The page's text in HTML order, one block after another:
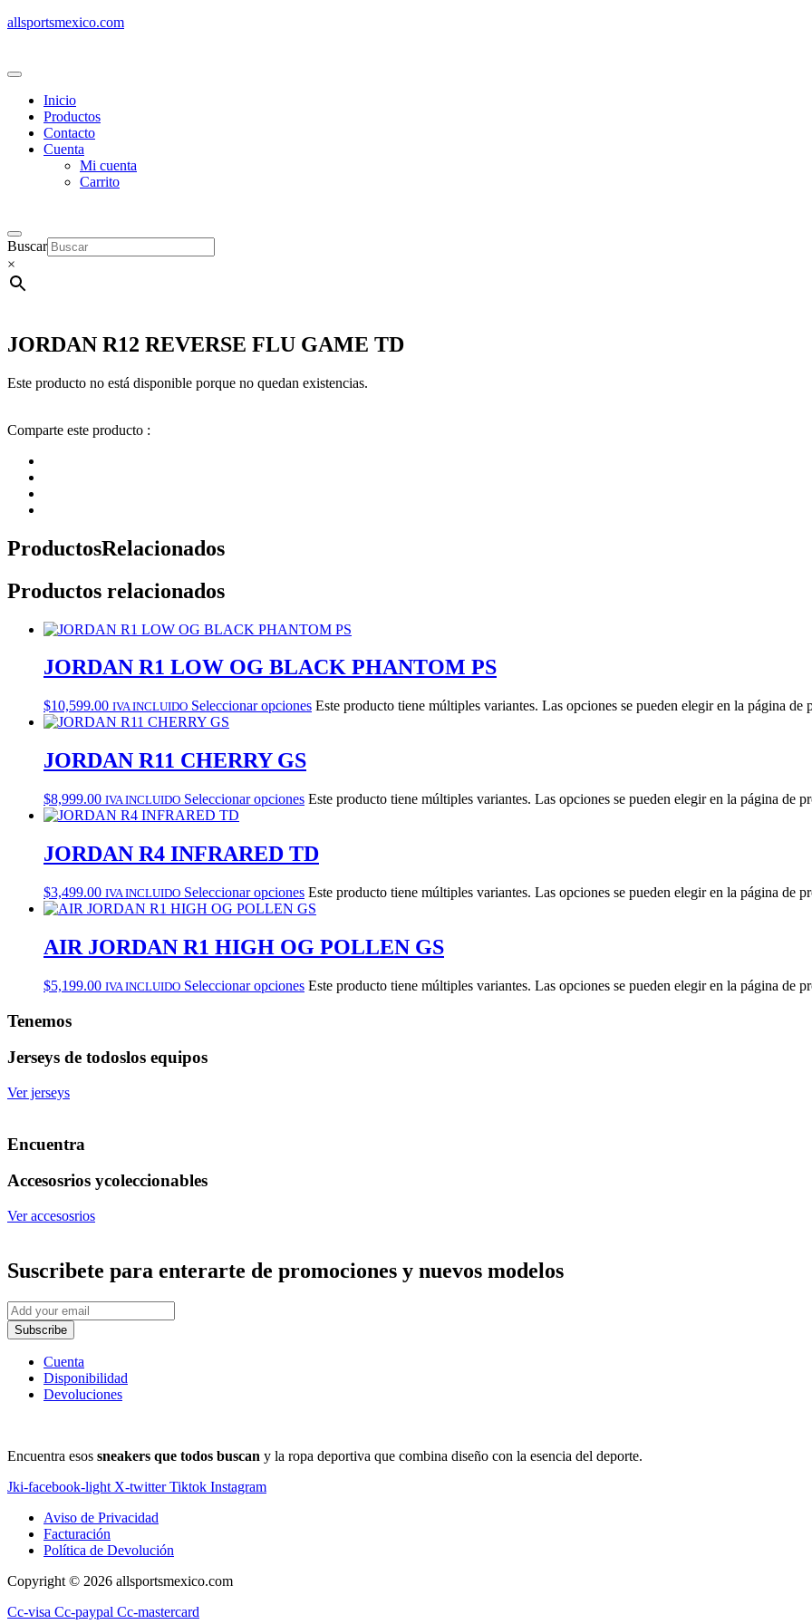
allsportsmexico.com
Inicio
Productos
Contacto
Cuenta
Mi cuenta
Carrito
Buscar
×
JORDAN R12 REVERSE FLU GAME TD
Este producto no está disponible porque no quedan existencias.
Comparte este producto :
ProductosRelacionados
Productos relacionados
JORDAN R1 LOW OG BLACK PHANTOM PS
$10,599.00 IVA INCLUIDO Seleccionar opciones Este producto tiene múltiples variantes. Las opciones se pueden elegir en la página de
JORDAN R11 CHERRY GS
$8,999.00 IVA INCLUIDO Seleccionar opciones Este producto tiene múltiples variantes. Las opciones se pueden elegir en la página de
JORDAN R4 INFRARED TD
$3,499.00 IVA INCLUIDO Seleccionar opciones Este producto tiene múltiples variantes. Las opciones se pueden elegir en la página de
AIR JORDAN R1 HIGH OG POLLEN GS
$5,199.00 IVA INCLUIDO Seleccionar opciones Este producto tiene múltiples variantes. Las opciones se pueden elegir en la página de
Tenemos
Jerseys de todoslos equipos
Ver jerseys
Encuentra
Accesosrios ycoleccionables
Ver accesosrios
Suscribete para enterarte de promociones y nuevos modelos
Subscribe
Cuenta
Disponibilidad
Devoluciones
Encuentra esos sneakers que todos buscan y la ropa deportiva que combina diseño con la esencia del deporte.
Jki-facebook-light X-twitter Tiktok Instagram
Aviso de Privacidad
Facturación
Política de Devolución
Copyright © 2026 allsportsmexico.com
Cc-visa Cc-paypal Cc-mastercard